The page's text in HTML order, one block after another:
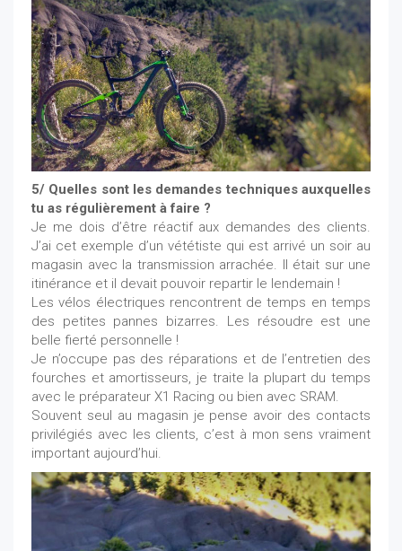
5/ Quelles sont les demandes techniques auxquelles
tu as régulièrement à faire ?
Je me dois d’être réactif aux demandes des clients.
J’ai cet exemple d’un vététiste qui est arrivé un soir au
magasin avec la transmission arrachée. Il était sur une
itinérance et il devait pouvoir repartir le lendemain !
Les vélos électriques rencontrent de temps en temps
des petites pannes bizarres. Les résoudre est une
belle fierté personnelle !
Je n’occupe pas des réparations et de l’entretien des
fourches et amortisseurs, je traite la plupart du temps
avec le préparateur X1 Racing ou bien avec SRAM.
Souvent seul au magasin je pense avoir des contacts
privilégiés avec les clients, c’est à mon sens vraiment
important aujourd’hui.